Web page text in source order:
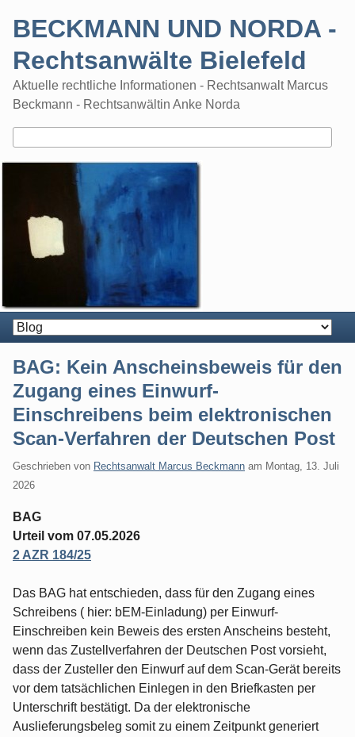
BECKMANN UND NORDA -
Rechtsanwälte Bielefeld
Aktuelle rechtliche Informationen - Rechtsanwalt Marcus
Beckmann - Rechtsanwältin Anke Norda
BAG: Kein Anscheinsbeweis für den
Zugang eines Einwurf-
Einschreibens beim elektronischen
Scan-Verfahren der Deutschen Post
Geschrieben von Rechtsanwalt Marcus Beckmann am Montag, 13. Juli
2026
BAG
Urteil vom 07.05.2026
2 AZR 184/25
Das BAG hat entschieden, dass für den Zugang eines
Schreibens ( hier: bEM-Einladung) per Einwurf-
Einschreiben kein Beweis des ersten Anscheins besteht,
wenn das Zustellverfahren der Deutschen Post vorsieht,
dass der Zusteller den Einwurf auf dem Scan-Gerät bereits
vor dem tatsächlichen Einlegen in den Briefkasten per
Unterschrift bestätigt. Da der elektronische
Auslieferungsbeleg somit zu einem Zeitpunkt generiert